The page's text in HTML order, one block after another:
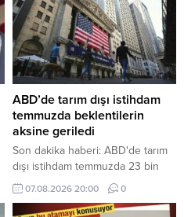
ABD’de tarım dışı istihdam
temmuzda beklentilerin
aksine geriledi
Son dakika haberi: ABD'de tarım
dışı istihdam temmuzda 23 bin
kişi azalırken, işsizlik oranı yüzde
4,1'e geriledi
07.08.2026 20:00 0